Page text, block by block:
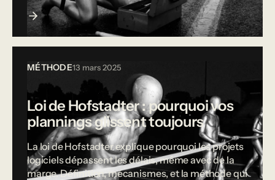
MÉTHODE13 mars 2025
Loi de Hofstadter : pourquoi vos
plannings glissent toujours
La loi de Hofstadter explique pourquoi les projets
logiciels dépassent les délais, même avec de la
marge. Définition, mécanismes, et la méthode qui